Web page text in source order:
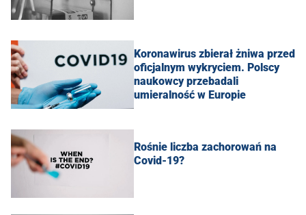
Koronawirus zbierał żniwa przed
oficjalnym wykryciem. Polscy
naukowcy przebadali
umieralność w Europie
Rośnie liczba zachorowań na
Covid-19?